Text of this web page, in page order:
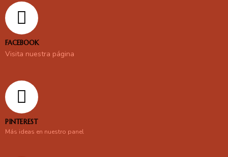
FACEBOOK
Visita nuestra página
PINTEREST
Más ideas en nuestro panel